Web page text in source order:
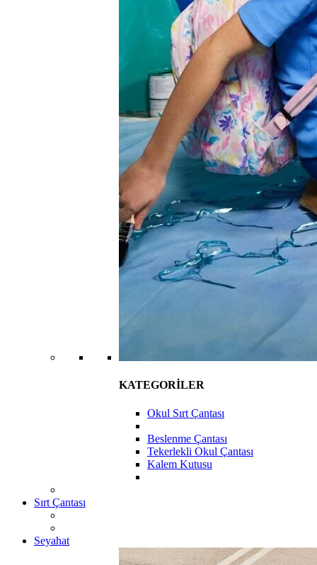
KATEGORİLER
Okul Sırt Çantası
Beslenme Çantası
Tekerlekli Okul Çantası
Kalem Kutusu
Sırt Çantası
Seyahat